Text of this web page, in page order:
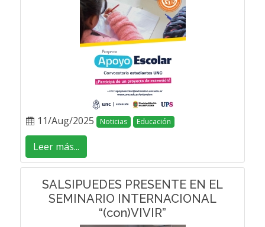
11/Aug/2025 Noticias Educación
Leer más...
SALSIPUEDES PRESENTE EN EL
SEMINARIO INTERNACIONAL
“(con)VIVIR”